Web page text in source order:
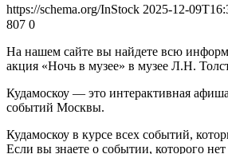
https://schema.org/InStock 2025-12-
807 0
На нашем сайте вы найдете всю
акция «Ночь в музее» в музее Л.Н.
Кудамоскоу — это интерактивная
событий Москвы.
Кудамоскоу в курсе всех событий,
Если вы знаете о событии, которого нет